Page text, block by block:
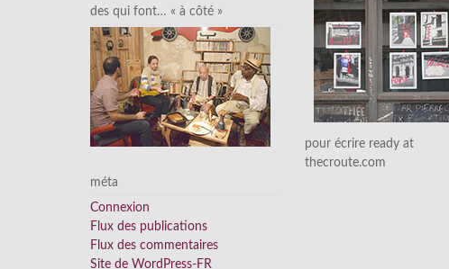
des qui font… « à côté »
méta
Connexion
Flux des publications
Flux des commentaires
Site de WordPress-FR
pour écrire ready at
thecroute.com